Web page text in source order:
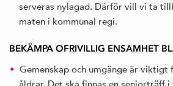
serveras nylagad. Därför vill vi ta
maten i kommunal regi.
BEKÄMPA OFRIVILLIG ENSAMHET
Gemenskap och umgänge är viktigt